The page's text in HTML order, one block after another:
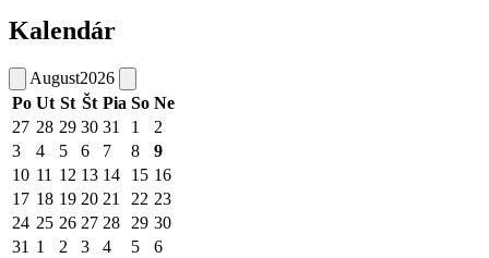
Kalendár
August2026
Po Ut St Št Pia So Ne
27 28 29 30 31 1
2
3
4 5 6 7 8
9
10 11 12 13 14 15 16
17 18 19 20 21 22 23
24 25 26 27 28 29 30
31 1 2 3 4 5 6